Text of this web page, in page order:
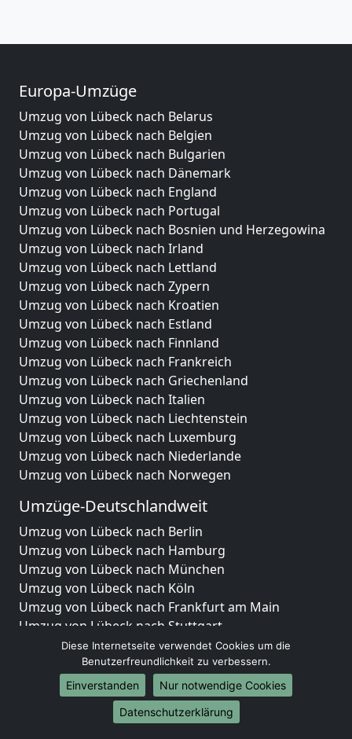
Europa-Umzüge
Umzug von Lübeck nach Belarus
Umzug von Lübeck nach Belgien
Umzug von Lübeck nach Bulgarien
Umzug von Lübeck nach Dänemark
Umzug von Lübeck nach England
Umzug von Lübeck nach Portugal
Umzug von Lübeck nach Bosnien und Herzegowina
Umzug von Lübeck nach Irland
Umzug von Lübeck nach Lettland
Umzug von Lübeck nach Zypern
Umzug von Lübeck nach Kroatien
Umzug von Lübeck nach Estland
Umzug von Lübeck nach Finnland
Umzug von Lübeck nach Frankreich
Umzug von Lübeck nach Griechenland
Umzug von Lübeck nach Italien
Umzug von Lübeck nach Liechtenstein
Umzug von Lübeck nach Luxemburg
Umzug von Lübeck nach Niederlande
Umzug von Lübeck nach Norwegen
Umzüge-Deutschlandweit
Umzug von Lübeck nach Berlin
Umzug von Lübeck nach Hamburg
Umzug von Lübeck nach München
Umzug von Lübeck nach Köln
Umzug von Lübeck nach Frankfurt am Main
Umzug von Lübeck nach Stuttgart
Umzug von Lübeck nach Düsseldorf
Umzug von Lübeck nach Leipzig
Umzug von Lübeck nach Dortmund
Umzug von Lübeck nach Essen
Umzug von Lübeck nach Bremen
Diese Internetseite verwendet Cookies um die
Benutzerfreundlichkeit zu verbessern.
Einverstanden
Nur notwendige Cookies
Datenschutzerklärung